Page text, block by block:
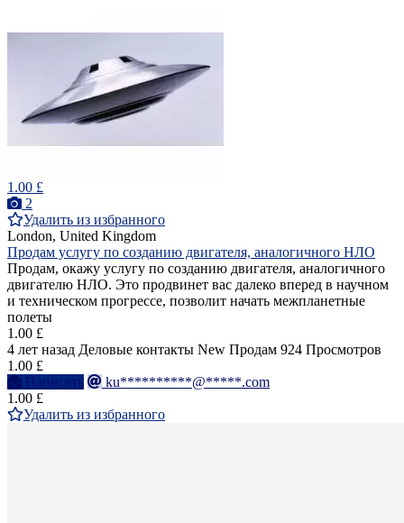
1.00 £
2
Удалить из избранного
London, United Kingdom
Продам услугу по созданию двигателя, аналогичного НЛО
Продам, окажу услугу по созданию двигателя, аналогичного
двигателю НЛО. Это продвинет вас далеко вперед в научном
и техническом прогрессе, позволит начать межпланетные
полеты
1.00 £
4 лет назад Деловые контакты New Продам 924 Просмотров
1.00 £
Написать
ku**********@*****.com
1.00 £
Удалить из избранного